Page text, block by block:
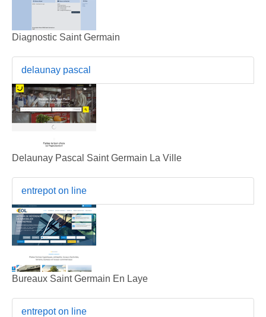
Diagnostic Saint Germain
delaunay pascal
Delaunay Pascal Saint Germain La Ville
entrepot on line
Bureaux Saint Germain En Laye
entrepot on line